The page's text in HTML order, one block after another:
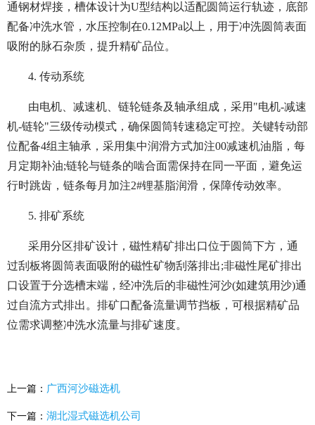
通钢材焊接，槽体设计为U型结构以适配圆筒运行轨迹，底部
配备冲洗水管，水压控制在0.12MPa以上，用于冲洗圆筒表面
吸附的脉石杂质，提升精矿品位。
4. 传动系统
由电机、减速机、链轮链条及轴承组成，采用"电机-减速
机-链轮"三级传动模式，确保圆筒转速稳定可控。关键转动部
位配备4组主轴承，采用集中润滑方式加注00减速机油脂，每
月定期补油;链轮与链条的啮合面需保持在同一平面，避免运
行时跳齿，链条每月加注2#锂基脂润滑，保障传动效率。
5. 排矿系统
采用分区排矿设计，磁性精矿排出口位于圆筒下方，通
过刮板将圆筒表面吸附的磁性矿物刮落排出;非磁性尾矿排出
口设置于分选槽末端，经冲洗后的非磁性河沙(如建筑用沙)通
过自流方式排出。排矿口配备流量调节挡板，可根据精矿品
位需求调整冲洗水流量与排矿速度。
上一篇： 广西河沙磁选机
下一篇： 湖北湿式磁选机公司